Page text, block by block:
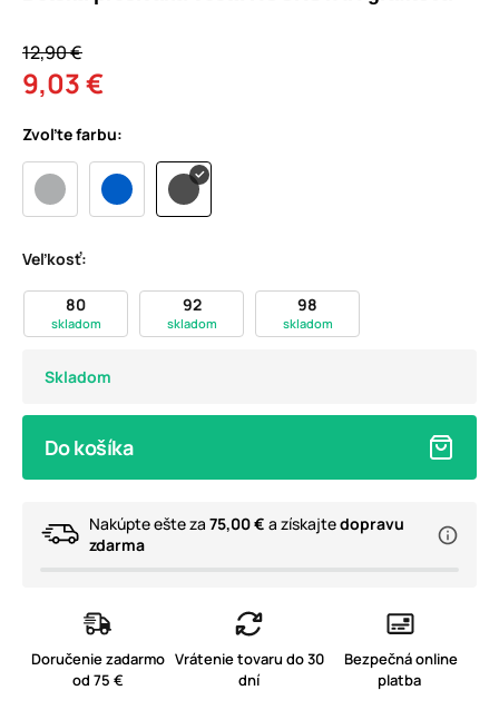
12,90 €
9,03 €
Zvoľte farbu:
Veľkosť:
80
skladom
92
skladom
98
skladom
Skladom
Do košíka
Nakúpte ešte za 75,00 € a získajtedopravu
zdarma
Doručenie zadarmo
od 75 €
Vrátenie tovaru do 30
dní
Bezpečná online
platba